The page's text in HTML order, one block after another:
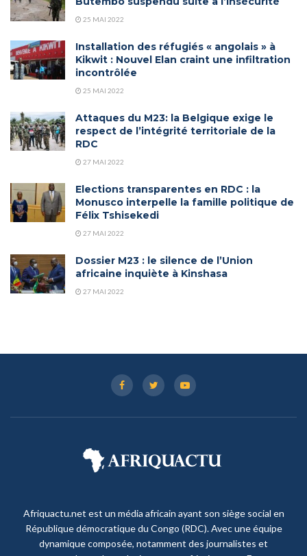
25 MAI 2022
Installation des réfugiés « angolais » à
Kikwit : Nouvel Elan craint une infiltration
incontrôlée
25 MAI 2022
Attaques du M23: la Belgique exige le
respect de l’intégrité territoriale de la
RDC
27 MAI 2022
Elections transparentes en RDC : la
Monusco interpelle la famille politique de
Félix Tshisekedi
27 MAI 2022
Dossier M23 : le silence de l’Union
africaine inquiète à Kinshasa
27 MAI 2022
Afriquactu.net est un média africain ayant son siège social en
République démocratique du Congo (RDC). Avec une équipe
dynamique composée, notamment des journalistes et